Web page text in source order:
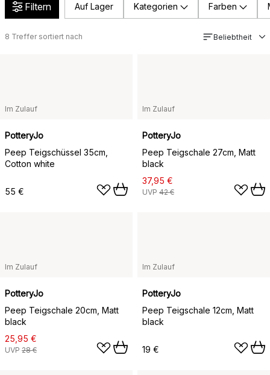
Filtern Auf Lager Kategorien Farben
8 Treffer sortiert nach Beliebtheit
Im Zulauf
PotteryJo
Peep Teigschüssel 35cm,
Cotton white
55 €
Im Zulauf
PotteryJo
Peep Teigschale 27cm, Matt
black
37,95 €
UVP 42 €
Im Zulauf
PotteryJo
Peep Teigschale 20cm, Matt
black
25,95 €
UVP 28 €
Im Zulauf
PotteryJo
Peep Teigschale 12cm, Matt
black
19 €